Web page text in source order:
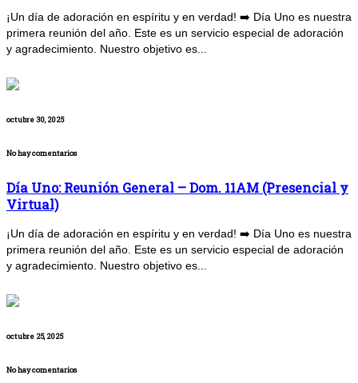
¡Un día de adoración en espíritu y en verdad! ➡️ Día Uno es nuestra
primera reunión del año. Este es un servicio especial de adoración
y agradecimiento. Nuestro objetivo es...
octubre 30, 2025
No hay comentarios
Día Uno: Reunión General – Dom. 11AM (Presencial y
Virtual)
¡Un día de adoración en espíritu y en verdad! ➡️ Día Uno es nuestra
primera reunión del año. Este es un servicio especial de adoración
y agradecimiento. Nuestro objetivo es...
octubre 25, 2025
No hay comentarios